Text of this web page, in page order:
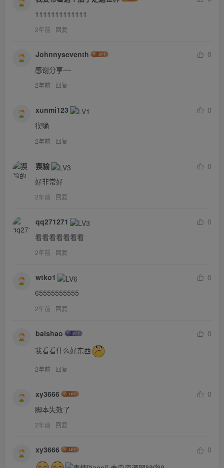
1111111111111
2年前 回复
Johnnyseventh
0
感谢分享~~
2年前 回复
xunmi123
0
猰貐
2年前 回复
猰貐
0
好非常好
2年前 回复
qq271271
0
看看看看看看看
2年前 回复
wtko1
0
65555555555
2年前 回复
baishao
0
我看看什么好东西
2年前 回复
xy3666
0
脚本失效了
2年前 回复
xy3666
0